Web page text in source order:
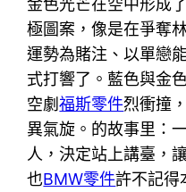
金色光芒在空中形成
極圖案，像是在爭奪
運勢為賭注、以單戀
式打響了。藍色與金
空劇福斯零件烈衝撞
異氣旋。的故事里：
人，決定站上講臺，
也BMW零件許不記得